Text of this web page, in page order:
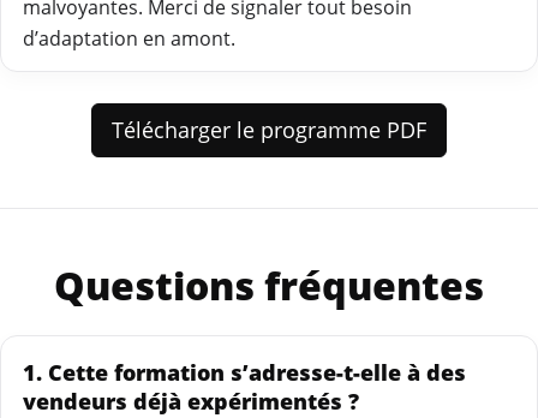
malvoyantes. Merci de signaler tout besoin
d’adaptation en amont.
Télécharger le programme PDF
Questions fréquentes
1. Cette formation s’adresse-t-elle à des
vendeurs déjà expérimentés ?